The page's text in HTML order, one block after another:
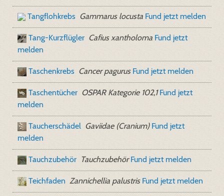
Tangflohkrebs Gammarus locusta Fund jetzt melden
Tang-Kurzflügler Cafius xantholoma Fund jetzt
melden
Taschenkrebs Cancer pagurus Fund jetzt melden
Taschentücher OSPAR Kategorie 102,1 Fund jetzt
melden
Taucherschädel Gaviidae (Cranium) Fund jetzt
melden
Tauchzubehör Tauchzubehör Fund jetzt melden
Teichfaden Zannichellia palustris Fund jetzt melden